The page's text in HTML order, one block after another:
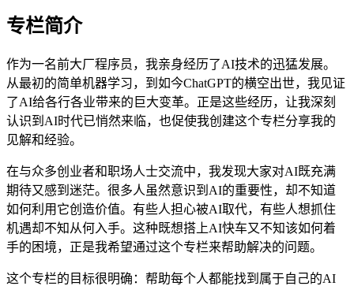
专栏简介
作为一名前大厂程序员，我亲身经历了AI技术的迅猛发展。
从最初的简单机器学习，到如今ChatGPT的横空出世，我见证
了AI给各行各业带来的巨大变革。正是这些经历，让我深刻
认识到AI时代已悄然来临，也促使我创建这个专栏分享我的
见解和经验。
在与众多创业者和职场人士交流中，我发现大家对AI既充满
期待又感到迷茫。很多人虽然意识到AI的重要性，却不知道
如何利用它创造价值。有些人担心被AI取代，有些人想抓住
机遇却不知从何入手。这种既想搭上AI快车又不知该如何着
手的困境，正是我希望通过这个专栏来帮助解决的问题。
这个专栏的目标很明确：帮助每个人都能找到属于自己的AI